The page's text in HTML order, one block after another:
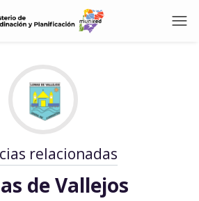
relacionadas
de Vallejos